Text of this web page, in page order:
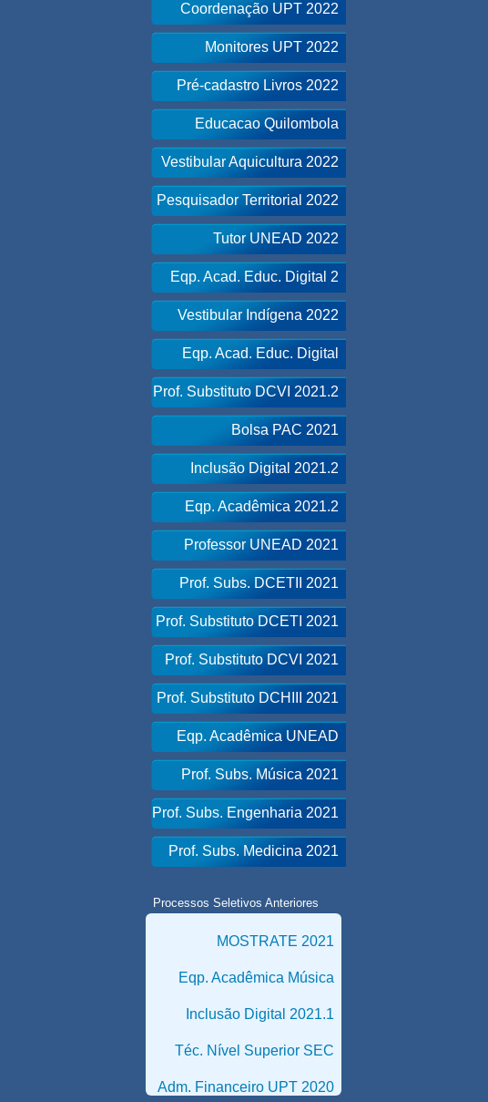
Coordenação UPT 2022
Monitores UPT 2022
Pré-cadastro Livros 2022
Educacao Quilombola
Vestibular Aquicultura 2022
Pesquisador Territorial 2022
Tutor UNEAD 2022
Eqp. Acad. Educ. Digital 2
Vestibular Indígena 2022
Eqp. Acad. Educ. Digital
Prof. Substituto DCVI 2021.2
Bolsa PAC 2021
Inclusão Digital 2021.2
Eqp. Acadêmica 2021.2
Professor UNEAD 2021
Prof. Subs. DCETII 2021
Prof. Substituto DCETI 2021
Prof. Substituto DCVI 2021
Prof. Substituto DCHIII 2021
Eqp. Acadêmica UNEAD
Prof. Subs. Música 2021
Prof. Subs. Engenharia 2021
Prof. Subs. Medicina 2021
Processos Seletivos Anteriores
MOSTRATE 2021
Eqp. Acadêmica Música
Inclusão Digital 2021.1
Téc. Nível Superior SEC
Adm. Financeiro UPT 2020